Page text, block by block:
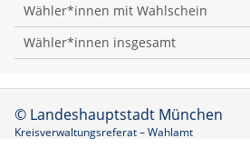
Wähler*innen mit Wahlschein
Wähler*innen insgesamt
© Landeshauptstadt München
Kreisverwaltungsreferat – Wahlamt